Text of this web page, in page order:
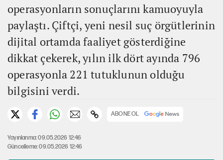
operasyonların sonuçlarını kamuoyuyla
paylaştı. Çiftçi, yeni nesil suç örgütlerinin
dijital ortamda faaliyet gösterdiğine
dikkat çekerek, yılın ilk dört ayında 796
operasyonla 221 tutuklunun olduğu
bilgisini verdi.
ABONE OL
Yayınlanma: 09.05.2026 12:46
Güncelleme: 09.05.2026 12:46